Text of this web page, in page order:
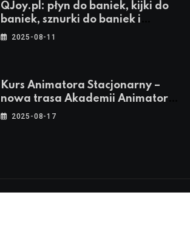
QJoy.pl: płyn do baniek, kijki do
baniek, sznurki do baniek i
zestawy do baniek
2025-08-11
Kurs Animatora Stacjonarny –
nowa trasa Akademii Animatora
– jesień 2025
2025-08-17